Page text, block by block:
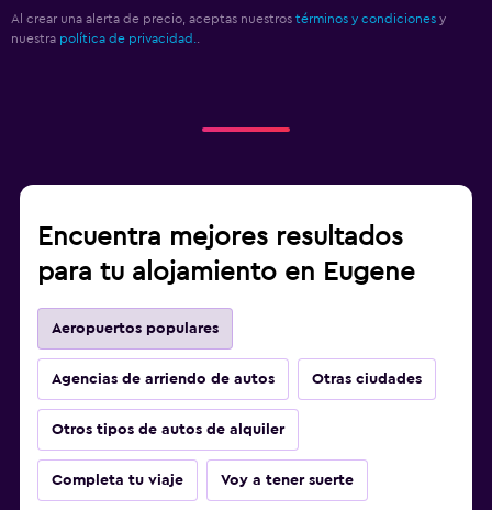
Al crear una alerta de precio, aceptas nuestros términos y condiciones y
nuestra política de privacidad.
Encuentra mejores resultados
para tu alojamiento en Eugene
Aeropuertos populares
Agencias de arriendo de autos Otras ciudades
Otros tipos de autos de alquiler
Completa tu viaje Voy a tener suerte